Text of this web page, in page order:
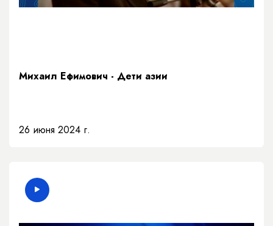
Михаил Ефимович - Дети азии
26 июня 2024 г.